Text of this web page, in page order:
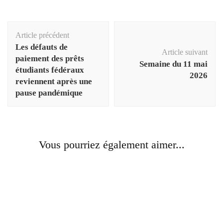
d'article
Article précédent
Les défauts de
paiement des prêts
étudiants fédéraux
reviennent après une
pause pandémique
Article suivant
Semaine du 11 mai
2026
Vous pourriez également aimer...